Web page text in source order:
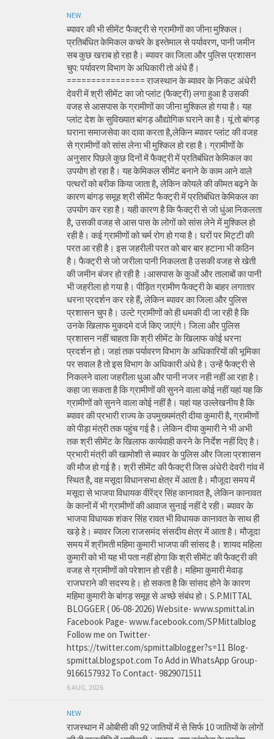
NEW
ब्यावर की भी सीमेंट फैक्ट्री से ग्रामीणों का जीना मुश्किल।
प्रतिबंधित केमिकल कचरे के इस्तेमाल से पर्यावरण, पानी जमीन
सब कुछ खराब हो रहा है। ब्यावर का जिला और पुलिस प्रशासन
चुप: पर्यावरण विभाग के अधिकारी तो अंधे हैं।
================ राजस्थान के ब्यावर के निकट अंधेरी
देवरी में श्री सीमेंट का जो प्लांट (फैक्ट्री) लगा हुआ है उसकी
वजह से आसपास के ग्रामीणों का जीना मुश्किल हो गया है। यह
प्लांट देश के सुविख्यात बांगड़ औद्योगिक घराने का है। यूं तो बांगड़
घराना समाजसेवा का दावा करता है,लेकिन ब्यावर प्लांट की वजह
से ग्रामीणों को सांस लेना भी मुश्किल हो रहा है। ग्रामीणों के
अनुसार पिछले कुछ दिनों में फैक्ट्री में प्रतिबंधित केमिकल का
उपयोग हो रहा है। यह केमिकल सीमेंट बनाने के काम आने वाले
पत्थरों को बरीक किया जाता है, लेकिन कोयले की कीमत बढ़ने के
कारण बांगड़ समूह श्री सीमेंट फैक्ट्री में प्रतिबंधित केमिकल का
उपयोग कर रहा है। यही कारण है कि फैक्ट्री से जो धुंआ निकलता
है, उसकी वजह से आस पास के लोगों को सांस लेने में मुश्किल हो
रही है। कई ग्रामीणों को चर्म रोग हो गया है। घरों पर मिट्टी की
परत आ रही है। इस जहरीली परत को बार बार हटाना भी कठिन
है। फैक्ट्री से जो जरीला पानी निकलता है उसकी वजह से खेती
की जमीन बंजर हो रही है ।आसपास के कुओं और तालाबों का पानी
भी जहरीला हो गया है। पीड़ित ग्रामीण फैक्ट्री के बाहर लगातार
धरना प्रदर्शन कर रहे हैं, लेकिन ब्यावर का जिला और पुलिस
प्रशासन चुप है। उल्टे ग्रामीणों को ही धमकी दी जा रही है कि
उनके खिलाफ मुकदमे दर्ज किए जाएंगे। जिला और पुलिस
प्रशासन नहीं चाहता कि श्री सीमेंट के खिलाफ कोई धरना
प्रदर्शन हो। जहां तक पर्यावरण विभाग के अधिकारियों की भूमिका
पर सवाल है तो इस विभाग के अधिकारी अंधे है। उन्हें फैक्ट्री से
निकलने वाला जहरीला धुआ और पानी नजर नही नहीं आ रहा है।
कहा जा सकता है कि ग्रामीणों की सुनने वाला कोई नहीं यहां यह कि
ग्रामीणों को सुनने वाला कोई नहीं है। यहां यह उल्लेखनीय है कि
ब्यावर की प्रभारी राज्य के उपमुख्यमंत्री दीया कुमारी है, ग्रामीणों
को पीड़ा मंत्री तक पहुंच गई है। लेकिन दीया कुमारी ने भी अभी
तक श्री सीमेंट के खिलाफ कार्यवाही करने के निर्देश नहीं दिए है।
प्रभारी मंत्री की खामोशी से ब्यावर के पुलिस और जिला प्रशासन
की मौज हो गई है। श्री सीमेंट की फैक्ट्री जिस अंधेरी देवरी गांव में
स्थित है, वह मसूदा विधानसभा क्षेत्र में आता है। मौजूदा समय में
मसूदा से भाजपा विधायक वीरेंद्र सिंह कानावत है, लेकिन कानावत
के कानों में भी ग्रामीणों की आवाज सुनाई नहीं दे रही। ब्यावर के
भाजपा विधायक शंकर सिंह रावत भी विधायक कानावत के साथ ही
खड़े हे। ब्यावर जिला राजसमंद संसदीय क्षेत्र में आता है। मौजूदा
समय में श्रीमती महिमा कुमारी भाजपा की सांसद है। शायद महिला
कुमारी को भी यह भी पता नहीं होगा कि श्री सीमेंट की फैक्ट्री की
वजह से ग्रामीणों को परेशान हो रही है। महिमा कुमारी मेवाड़
राजघराने की सदस्य हे। हो सकता है कि सांसद होने के कारण
महिमा कुमारी के बांगड़ समूह से अच्छे संबंध हो। S.P.MITTAL
BLOGGER ( 06-08-2026) Website- www.spmittal.in
Facebook Page- www.facebook.com/SPMittalblog
Follow me on Twitter-
https://twitter.com/spmittalblogger?s=11 Blog-
spmittal.blogspot.com To Add in WhatsApp Group-
9166157932 To Contact- 9829071511
6 AUG, 2026
NEW
राजस्थान में ओबीसी की 92 जातियों में से सिर्फ 10 जातियों के लोगों